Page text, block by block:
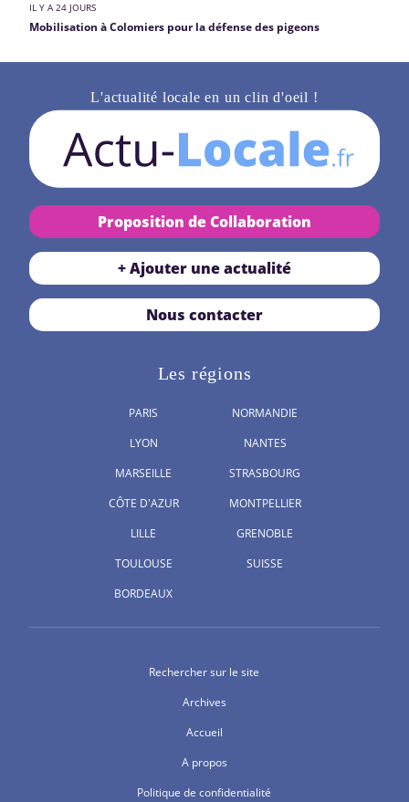
IL Y A 24 JOURS
Mobilisation à Colomiers pour la défense des pigeons
L'actualité locale en un clin d'oeil !
Proposition de Collaboration
+ Ajouter une actualité
Nous contacter
Les régions
PARIS
LYON
MARSEILLE
CÔTE D'AZUR
LILLE
TOULOUSE
BORDEAUX
NORMANDIE
NANTES
STRASBOURG
MONTPELLIER
GRENOBLE
SUISSE
Rechercher sur le site
Archives
Accueil
A propos
Politique de confidentialité